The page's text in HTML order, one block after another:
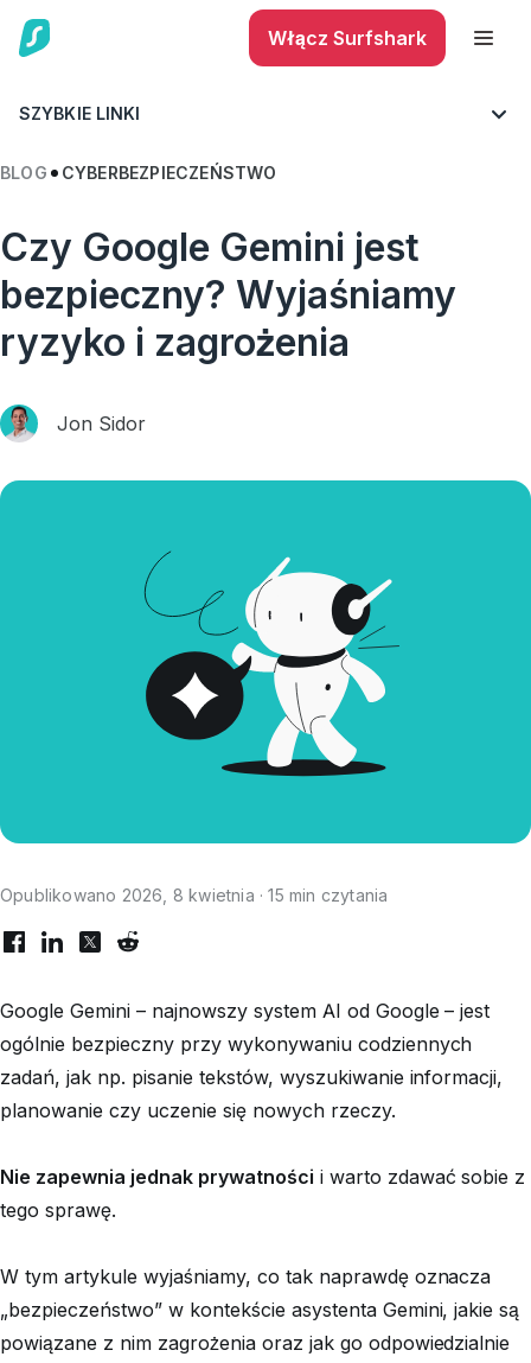
Włącz Surfshark
SZYBKIE LINKI
BLOG CYBERBEZPIECZEŃSTWO
Czy Google Gemini jest
bezpieczny? Wyjaśniamy
ryzyko i zagrożenia
Jon Sidor
Opublikowano 2026, 8 kwietnia · 15 min czytania
Google Gemini – najnowszy system AI od Google – jest
ogólnie bezpieczny przy wykonywaniu codziennych
zadań, jak np. pisanie tekstów, wyszukiwanie informacji,
planowanie czy uczenie się nowych rzeczy.
Nie zapewnia jednak prywatności i warto zdawać sobie z
tego sprawę.
W tym artykule wyjaśniamy, co tak naprawdę oznacza
„bezpieczeństwo” w kontekście asystenta Gemini, jakie są
powiązane z nim zagrożenia oraz jak go odpowiedzialnie